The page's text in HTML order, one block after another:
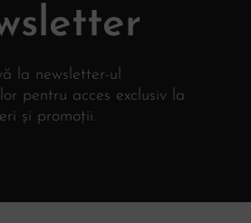
la newsletter-ul
pentru acces exclusiv la
și promoții.